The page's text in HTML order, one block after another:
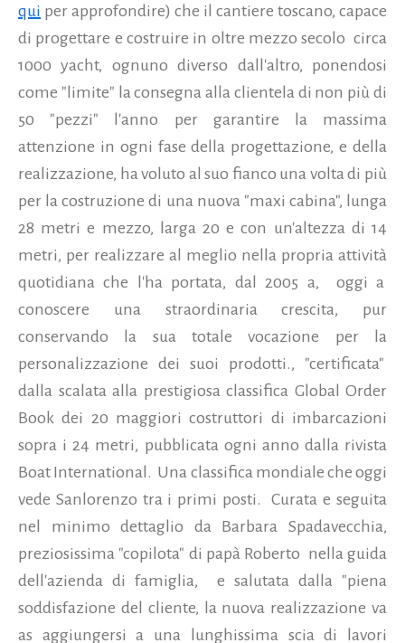
qui per approfondire) che il cantiere toscano, capace
di progettare e costruire in oltre mezzo secolo circa
1000 yacht, ognuno diverso dall'altro, ponendosi
come "limite" la consegna alla clientela di non più di
50 "pezzi" l'anno per garantire la massima
attenzione in ogni fase della progettazione, e della
realizzazione, ha voluto al suo fianco una volta di più
per la costruzione di una nuova "maxi cabina", lunga
28 metri e mezzo, larga 20 e con un'altezza di 14
metri, per realizzare al meglio nella propria attività
quotidiana che l'ha portata, dal 2005 a, oggi a
conoscere una straordinaria crescita, pur
conservando la sua totale vocazione per la
personalizzazione dei suoi prodotti., "certificata"
dalla scalata alla prestigiosa classifica Global Order
Book dei 20 maggiori costruttori di imbarcazioni
sopra i 24 metri, pubblicata ogni anno dalla rivista
Boat International. Una classifica mondiale che oggi
vede Sanlorenzo tra i primi posti. Curata e seguita
nel minimo dettaglio da Barbara Spadavecchia,
preziosissima "copilota" di papà Roberto nella guida
dell'azienda di famiglia, e salutata dalla "piena
soddisfazione del cliente, la nuova realizzazione va
as aggiungersi a una lunghissima scia di lavori